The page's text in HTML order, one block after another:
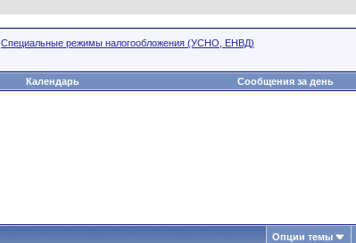
Специальные режимы налогообложения (УСНО, ЕНВД)
Календарь Сообщения за день
Опции темы